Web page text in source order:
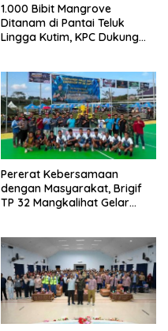
1.000 Bibit Mangrove
Ditanam di Pantai Teluk
Lingga Kutim, KPC Dukung
Pererat Kebersamaan
dengan Masyarakat, Brigif
TP 32 Mangkalihat Gelar